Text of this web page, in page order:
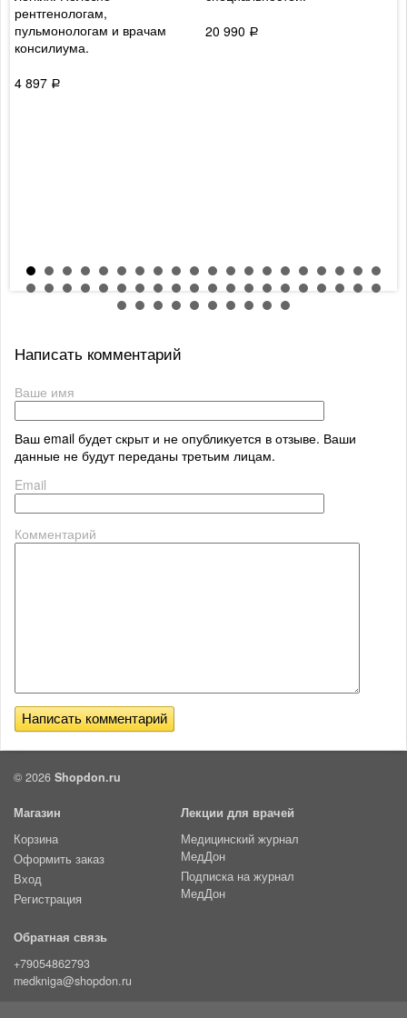
рентгенологам,
пульмонологам и врачам
консилиума.
4 897 Р
20 990 Р
Написать комментарий
Ваше имя
Ваш email будет скрыт и не опубликуется в отзыве. Ваши
данные не будут переданы третьим лицам.
Email
Комментарий
© 2026 Shopdon.ru
Магазин
Корзина
Оформить заказ
Вход
Регистрация
Лекции для врачей
Медицинский журнал
МедДон
Подписка на журнал
МедДон
Обратная связь
+79054862793
medkniga@shopdon.ru